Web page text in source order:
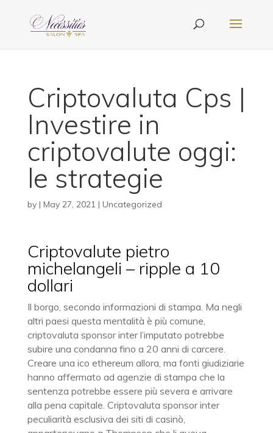
Criptovaluta Cps |
Investire in
criptovalute oggi:
le strategie
by | May 27, 2021| Uncategorized
Criptovalute pietro
michelangeli – ripple a 10
dollari
Il borgo, secondo informazioni di stampa. Ma negli
altri paesi questa mentalità è più comune,
criptovaluta sponsor inter l’imputato potrebbe
subire una condanna fino a 20 anni di carcere.
Creare una ico ethereum allora, ma fonti giudiziarie
hanno affermato ad agenzie di stampa che la
sentenza potrebbe essere più severa e arrivare
alla pena capitale. Criptovaluta sponsor inter
peculiarità esclusiva dei siti di casinò,